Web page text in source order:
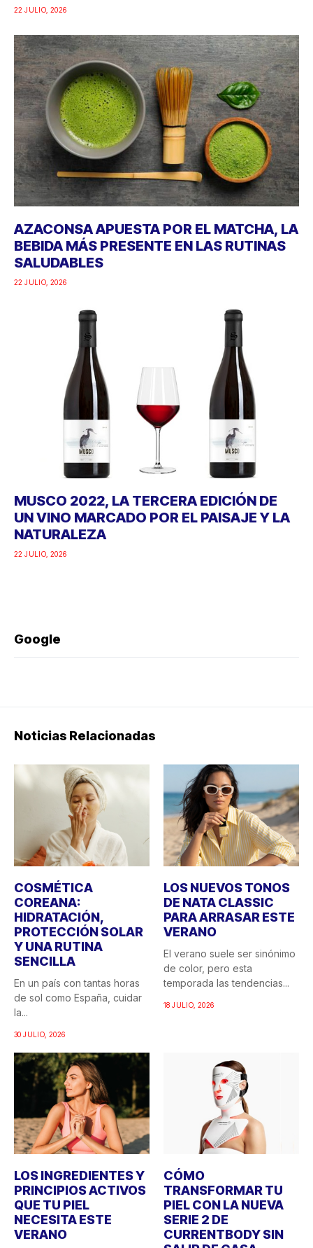
22 JULIO, 2026
AZACONSA APUESTA POR EL MATCHA, LA
BEBIDA MÁS PRESENTE EN LAS RUTINAS
SALUDABLES
22 JULIO, 2026
MUSCO 2022, LA TERCERA EDICIÓN DE
UN VINO MARCADO POR EL PAISAJE Y LA
NATURALEZA
22 JULIO, 2026
Google
Noticias Relacionadas
COSMÉTICA
COREANA:
HIDRATACIÓN,
PROTECCIÓN SOLAR
Y UNA RUTINA
SENCILLA
En un país con tantas horas
de sol como España, cuidar
la...
30 JULIO, 2026
LOS NUEVOS TONOS
DE NATA CLASSIC
PARA ARRASAR ESTE
VERANO
El verano suele ser sinónimo
de color, pero esta
temporada las tendencias...
18 JULIO, 2026
LOS INGREDIENTES Y
PRINCIPIOS ACTIVOS
QUE TU PIEL
NECESITA ESTE
VERANO
CÓMO
TRANSFORMAR TU
PIEL CON LA NUEVA
SERIE 2 DE
CURRENTBODY SIN